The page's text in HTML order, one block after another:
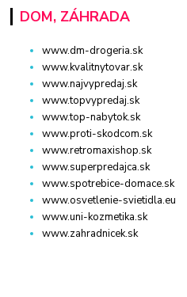
DOM, ZÁHRADA
www.dm-drogeria.sk
www.kvalitnytovar.sk
www.najvypredaj.sk
www.topvypredaj.sk
www.top-nabytok.sk
www.proti-skodcom.sk
www.retromaxishop.sk
www.superpredajca.sk
www.spotrebice-domace.sk
www.osvetlenie-svietidla.eu
www.uni-kozmetika.sk
www.zahradnicek.sk